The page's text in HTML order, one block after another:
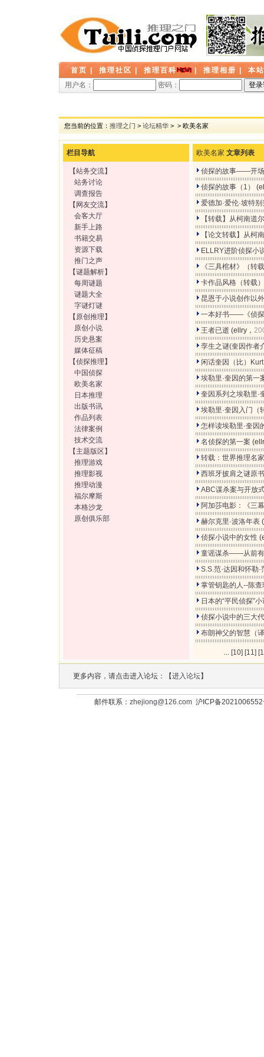
首页 推理社区 推理百科 推理相册
本
用户名：
密码：
您当前的位置： 推理之门 > 论坛精华 > > 欧美名家
栏目导航
【站务交流】
站务讨论
调查报告
【 网友交流】
会客大厅
新手上路
书籍交易
资源下载
推门之声
【谜题解析】
每周谜题
谜题大全
字谜灯谜
【 原创推理 】
原创小说
历史悬案
媒体征稿
【侦探推理 】
中国侦探
欧美名家
日本推理
出版书讯
作品列表
法律案例
技术交流
【 主题版区 】
推理游戏
推理影视
推理动漫
福尔摩斯
本格沙龙
原创俱乐部
欧美名家 文章列表
侦探的故事——开
侦探的故事（1）
爱德加·爱伦·坡特
【转载】从柯南道
【论文转载】从
ELLRY进阶侦探小
《三具棺材》（转
卡作品风格（转载）
昆恩于小说创作以
一本好书——《侦
王者已逝 (ellry，
孪生之谜(奎因作者
闲话奎因（比）
埃勒里·奎因的第一
奎因系列之埃勒里·
埃勒里·奎因入门（
怎样读埃勒里·奎因
名侦探的第一案
转载：世界推理名
西班牙披肩之谜原
ABC谋杀案与开放
阿加莎电影：《三
赫尔克里·波洛年表
侦探小说中的女性
童谣谋杀——从前
S.S.范·达因和怀勒·
掌管钥匙的人--陈查
日本的“平民侦探”小
侦探小说中的三大
布朗神父的智慧（
... [10] [11]
更多内容，请点击进入论坛：【进入论坛】
邮件联系： zhejiong@126.com沪ICP备